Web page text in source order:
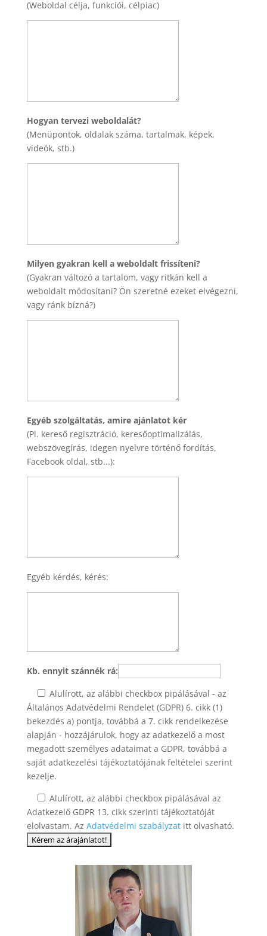
(Weboldal célja, funkciói, célpiac)
Hogyan tervezi weboldalát?
(Menüpontok, oldalak száma, tartalmak, képek,
videók, stb.)
Milyen gyakran kell a weboldalt frissíteni?
(Gyakran változó a tartalom, vagy ritkán kell a
weboldalt módosítani? Ön szeretné ezeket elvégezni,
vagy ránk bízná?)
Egyéb szolgáltatás, amire ajánlatot kér
(Pl. kereső regisztráció, keresőoptimalizálás,
webszövegírás, idegen nyelvre történő fordítás,
Facebook oldal, stb...):
Egyéb kérdés, kérés:
Kb. ennyit szánnék rá:
Alulírott, az alábbi checkbox pipálásával - az
Általános Adatvédelmi Rendelet (GDPR) 6. cikk (1)
bekezdés a) pontja, továbbá a 7. cikk rendelkezése
alapján - hozzájárulok, hogy az adatkezelő a most
megadott személyes adataimat a GDPR, továbbá a
saját adatkezelési tájékoztatójának feltételei szerint
kezelje.
Alulírott, az alábbi checkbox pipálásával az
Adatkezelő GDPR 13. cikk szerinti tájékoztatóját
elolvastam. Az Adatvédelmi szabályzatitt olvasható.